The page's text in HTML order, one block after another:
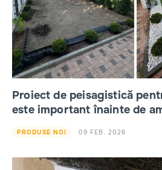
Proiect de peisagistică
este important înainte de
PRODUSE NOI 09 FEB. 2026